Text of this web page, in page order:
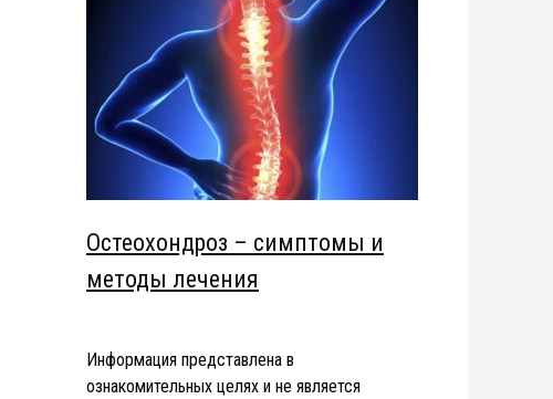
Остеохондроз – симптомы и
методы лечения
Информация представлена в
ознакомительных целях и не является